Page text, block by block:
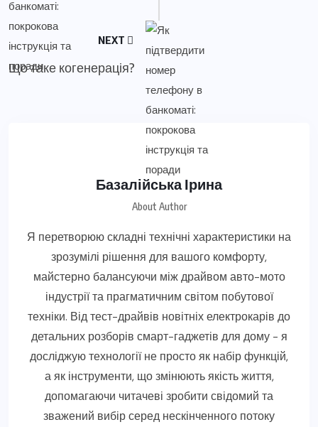
NEXT
Що таке когенерація?
Базалійська Ірина
About Author
Я перетворюю складні технічні характеристики на
зрозумілі рішення для вашого комфорту,
майстерно балансуючи між драйвом авто-мото
індустрії та прагматичним світом побутової
техніки. Від тест-драйвів новітніх електрокарів до
детальних розборів смарт-гаджетів для дому - я
досліджую технології не просто як набір функцій,
а як інструменти, що змінюють якість життя,
допомагаючи читачеві зробити свідомий та
зважений вибір серед нескінченного потоку